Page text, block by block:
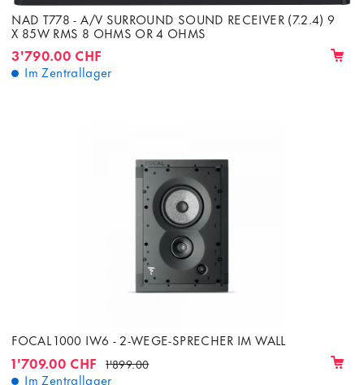
NAD T778 - A/V SURROUND SOUND RECEIVER (7.2.4) 9
X 85W RMS 8 OHMS OR 4 OHMS
3'790.00 CHF
Im Zentrallager
FOCAL 1000 IW6 - 2-WEGE-SPRECHER IM WALL
1'709.00 CHF 1'899.00
Im Zentrallager